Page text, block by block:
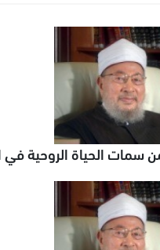
سمات الحياة الروحية في